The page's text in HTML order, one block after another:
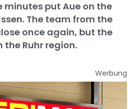
minutes put Aue on the
The team from the
once again, but the
Ruhr region.
Werbung